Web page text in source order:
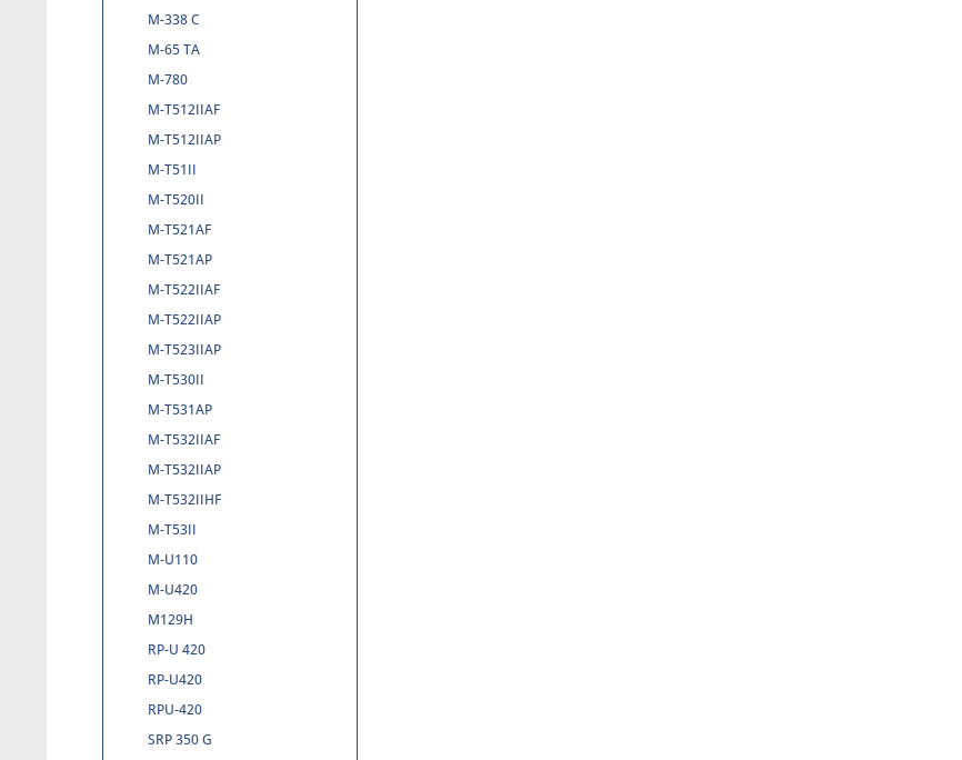
M-338 C
M-65 TA
M-780
M-T512IIAF
M-T512IIAP
M-T51II
M-T520II
M-T521AF
M-T521AP
M-T522IIAF
M-T522IIAP
M-T523IIAP
M-T530II
M-T531AP
M-T532IIAF
M-T532IIAP
M-T532IIHF
M-T53II
M-U110
M-U420
M129H
RP-U 420
RP-U420
RPU-420
SRP 350 G